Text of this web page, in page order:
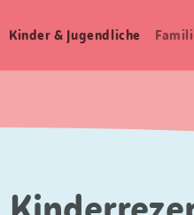
Kinder & Jugendliche